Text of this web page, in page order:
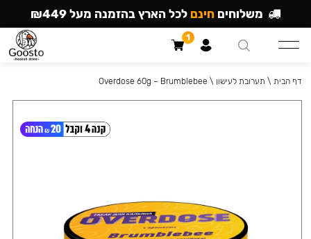
דף הבית \ תערובת לעישון \
Overdose 60g – Brumblebee
משלוחים חינם לכל הארץ בהזמנה מעל ₪449
1